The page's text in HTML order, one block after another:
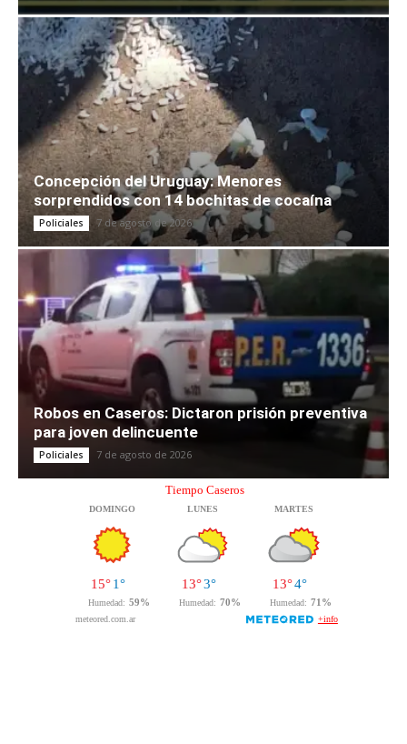
Concepción del Uruguay: Menores
sorprendidos con 14 bochitas de cocaína
Policiales 7 de agosto de 2026
Robos en Caseros: Dictaron prisión preventiva
para joven delincuente
Policiales 7 de agosto de 2026